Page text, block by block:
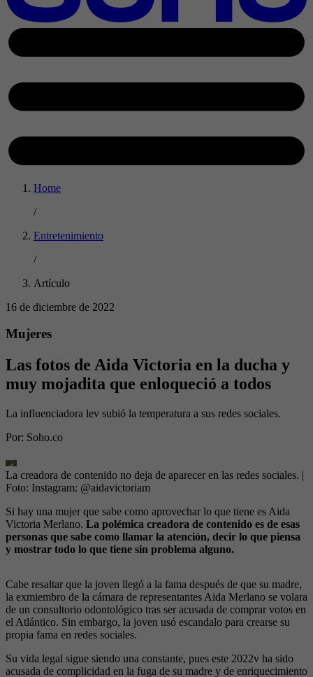
Home
/
Entretenimiento
/
Artículo
16 de diciembre de 2022
Mujeres
Las fotos de Aida Victoria en la ducha y
muy mojadita que enloqueció a todos
La influenciadora lev subió la temperatura a sus redes sociales.
Por: Soho.co
La creadora de contenido no deja de aparecer en las redes sociales. |
Foto: Instagram: @aidavictoriam
Si hay una mujer que sabe como aprovechar lo que tiene es Aida
Victoria Merlano. La polémica creadora de contenido es de esas
personas que sabe como llamar la atención, decir lo que piensa
y mostrar todo lo que tiene sin problema alguno.
Cabe resaltar que la joven llegó a la fama después de que su madre,
la exmiembro de la cámara de representantes Aida Merlano se volara
de un consultorio odontológico tras ser acusada de comprar votos en
el Atlántico. Sin embargo, la joven usó escandalo para crearse su
propia fama en redes sociales.
Su vida legal sigue siendo una constante, pues este 2022v ha sido
acusada de complicidad en la fuga de su madre y de enriquecimiento